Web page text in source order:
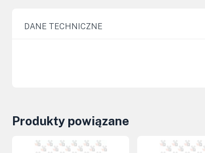
DANE TECHNICZNE
Produkty powiązane